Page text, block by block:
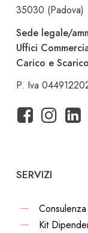
35030 (Padova)
Sede legale/
Uffici
Carico e
P. Iva
SERVIZI
Kit